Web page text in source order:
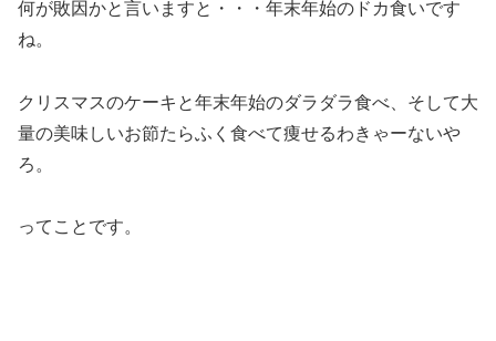
何が敗因かと言いますと・・・年末年始のドカ食いです
ね。
クリスマスのケーキと年末年始のダラダラ食べ、そして大
量の美味しいお節たらふく食べて痩せるわきゃーないや
ろ。
ってことです。